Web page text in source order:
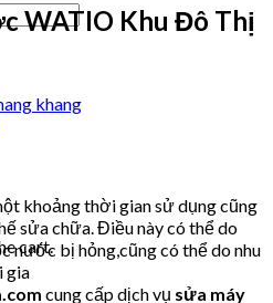
cart.
WATIO Khu Đô Thị
khang
khoảng thời gian sử dụng cũng
sửa chữa. Điều này có thể do
nước bị hỏng,cũng có thể do nhu
gia
cung cấp dịch vụ sửa máy